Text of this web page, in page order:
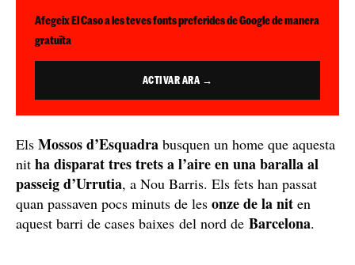
Afegeix El Caso a les teves fonts preferides de Google de manera
gratuïta
ACTIVAR ARA →
Els Mossos d’Esquadra busquen un home que aquesta
nit ha disparat tres trets a l’aire en una baralla al
passeig d’Urrutia, a Nou Barris. Els fets han passat
quan passaven pocs minuts de les onze de la nit en
aquest barri de cases baixes del nord de Barcelona.